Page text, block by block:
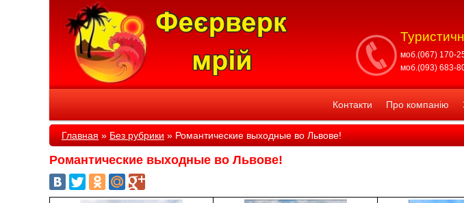
моб.(067) 170-
моб.(093) 683-
Контакти Про компанію
Главная»Без рубрики»Романтические выходные во Львове!
Романтические выходные во Львове!